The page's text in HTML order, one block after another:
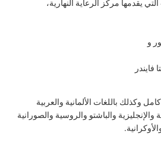
يقدمها مركز الرعاية النهارية،
و
فايندر
وكذلك باللغات الألمانية والعربية
والإنجليزية والباشتو والروسية والصورانية